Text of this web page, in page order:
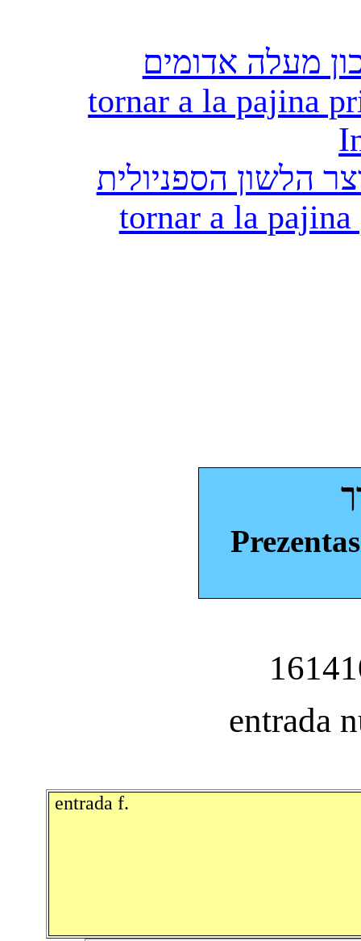
מעלה אדומים
tornar a la pajina
הלשון הספניולית
tornar a la
entrada
entrada f.